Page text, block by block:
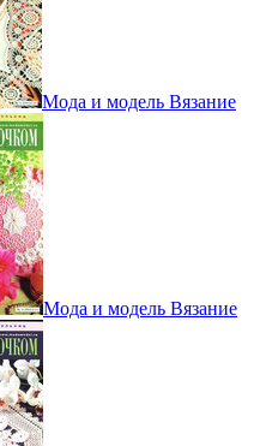
Мода и модель Вязание
Мода и модель Вязание